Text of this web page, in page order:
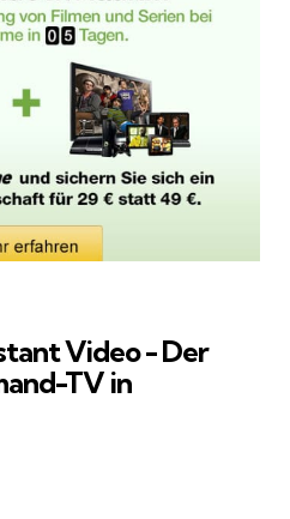
Video - Der
TV in